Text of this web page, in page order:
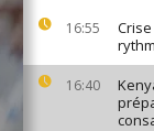
16:55
16:40